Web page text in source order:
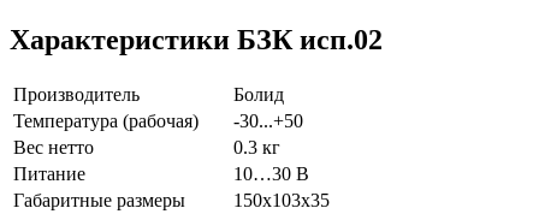
Характеристики БЗК исп.02
Производитель
Болид
Температура (рабочая)
-30...+50
Вес нетто
0.3 кг
Питание
10…30 В
Габаритные размеры
150х103х35